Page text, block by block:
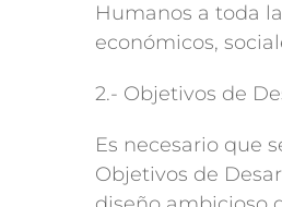
Humanos a toda
económicos,
2.- Objetivos de
Es necesario que
Objetivos de